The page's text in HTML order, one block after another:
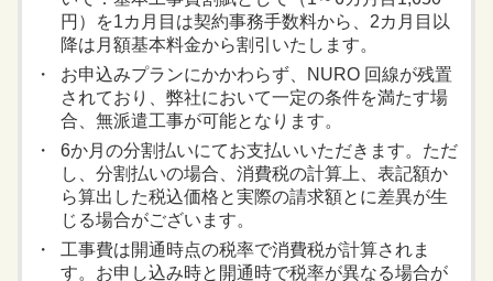
円）を1カ月目は契約事務手数料から、2カ月目以
降は月額基本料金から割引いたします。
お申込みプランにかかわらず、NURO 回線が残置
されており、弊社において一定の条件を満たす場
合、無派遣工事が可能となります。
6か月の分割払いにてお支払いいただきます。ただ
し、分割払いの場合、消費税の計算上、表記額か
ら算出した税込価格と実際の請求額とに差異が生
じる場合がございます。
工事費は開通時点の税率で消費税が計算されま
す。お申し込み時と開通時で税率が異なる場合が